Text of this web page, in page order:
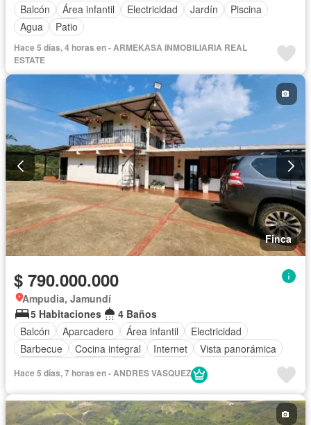
Balcón
Área infantil Electricidad Jardín
Piscina
Agua
Patio
Hace 5 días, 4 horas en - ARMEKASA INMOBILIARIA REAL
ESTATE
Finca
$ 790.000.000
Ampudia, Jamundí
5 Habitaciones
4 Baños
Balcón
Aparcadero Área infantil
Electricidad
Barbecue
Cocina integral Internet
Vista panorámica
Hace 5 días, 7 horas en - ANDRES VASQUEZ